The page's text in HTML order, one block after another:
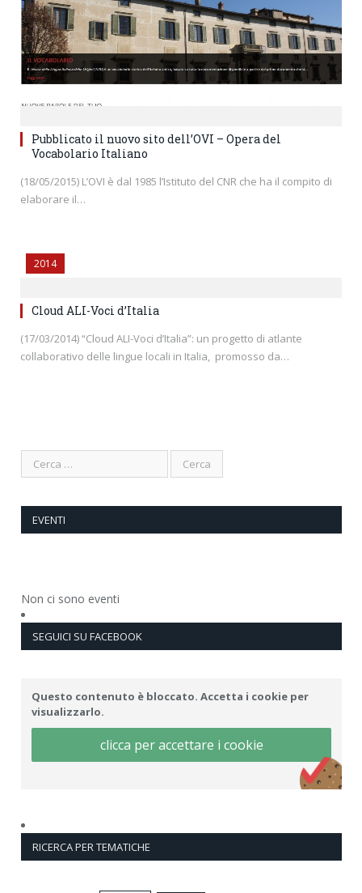
Pubblicato il nuovo sito dell’OVI – Opera del
Vocabolario Italiano
(18/05/2015) L’OVI è dal 1985 l’Istituto del CNR che ha il compito di
elaborare il…
2014
Cloud ALI-Voci d’Italia
(17/03/2014) “Cloud ALI-Voci d’Italia”: un progetto di atlante
collaborativo delle lingue locali in Italia, promosso da…
EVENTI
Non ci sono eventi
SEGUICI SU FACEBOOK
Questo contenuto è bloccato. Accetta i cookie per
visualizzarlo.
clicca per accettare i cookie
RICERCA PER TEMATICHE